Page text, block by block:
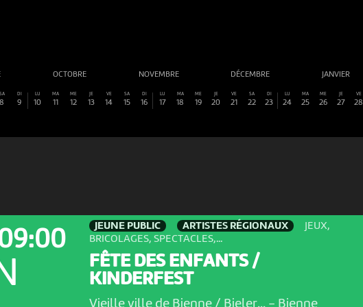
OCTOBRE NOVEMBRE DÉCEMBRE JANVIER
SA
8
DI
9
LU
10
MA
11
ME
12
JE
13
VE
14
SA
15
DI
16
LU
17
MA
18
ME
19
JE
20
VE
21
SA
22
DI
23
LU
24
MA
25
ME
26
JE
27
VE
28
JEUNE PUBLIC ARTISTES RÉGIONAUX
JEUX,
BRICOLAGES, SPECTACLES,...
FÊTE DES ENFANTS /
KINDERFEST